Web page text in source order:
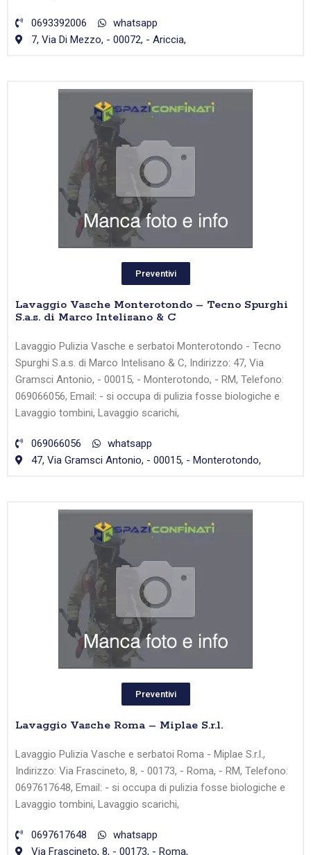
0693392006
whatsapp
7, Via Di Mezzo, - 00072, - Ariccia,
Preventivi
Lavaggio Vasche Monterotondo – Tecno Spurghi
S.a.s. di Marco Intelisano & C
Lavaggio Pulizia Vasche e serbatoi Monterotondo - Tecno
Spurghi S.a.s. di Marco Intelisano & C, Indirizzo: 47, Via
Gramsci Antonio, - 00015, - Monterotondo, - RM, Telefono:
069066056, Email: - si occupa di pulizia fosse biologiche e
Lavaggio tombini, Lavaggio scarichi,
069066056
whatsapp
47, Via Gramsci Antonio, - 00015, - Monterotondo,
Preventivi
Lavaggio Vasche Roma – Miplae S.r.l.
Lavaggio Pulizia Vasche e serbatoi Roma - Miplae S.r.l.,
Indirizzo: Via Frascineto, 8, - 00173, - Roma, - RM, Telefono:
0697617648, Email: - si occupa di pulizia fosse biologiche e
Lavaggio tombini, Lavaggio scarichi,
0697617648
whatsapp
Via Frascineto, 8, - 00173, - Roma,